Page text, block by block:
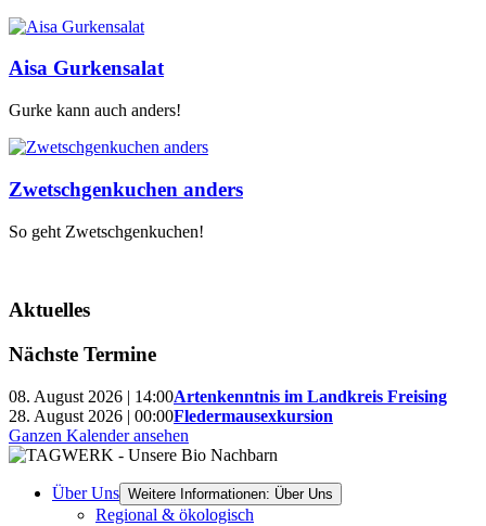
Aisa Gurkensalat
Gurke kann auch anders!
Zwetschgenkuchen anders
So geht Zwetschgenkuchen!
Aktuelles
Nächste Termine
08. August 2026 | 14:00Artenkenntnis im Landkreis Freising
28. August 2026 | 00:00Fledermausexkursion
Ganzen Kalender ansehen
Über Uns Weitere Informationen: Über Uns
Regional & ökologisch